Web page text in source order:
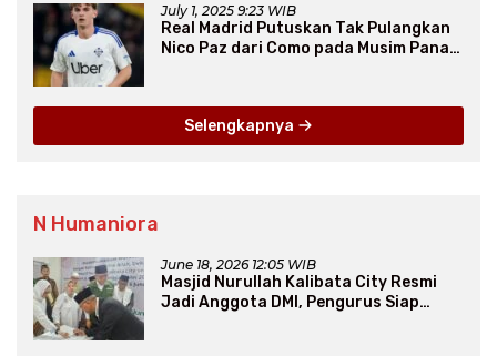
July 1, 2025 9:23 WIB
Real Madrid Putuskan Tak Pulangkan
Nico Paz dari Como pada Musim Panas
Selengkapnya
N Humaniora
June 18, 2026 12:05 WIB
Masjid Nurullah Kalibata City Resmi
Jadi Anggota DMI, Pengurus Siap